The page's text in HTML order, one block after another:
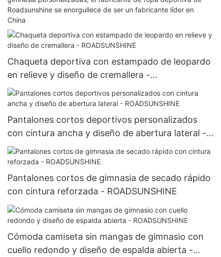
Roadsunshine se enorgullece de ser un fabricante líder en
China
Chaqueta deportiva con estampado de leopardo
en relieve y diseño de cremallera -
ROADSUNSHINE
Pantalones cortos deportivos personalizados
con cintura ancha y diseño de abertura lateral -
ROADSUNSHINE
Pantalones cortos de gimnasia de secado rápido
con cintura reforzada - ROADSUNSHINE
Cómoda camiseta sin mangas de gimnasio con
cuello redondo y diseño de espalda abierta -